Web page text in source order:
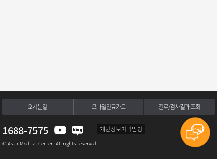
오시는길 모바일진료카드 진료/검사결과 조회
1688-7575 개인정보처리방침
© Asan Medical Center. All rights reserved.